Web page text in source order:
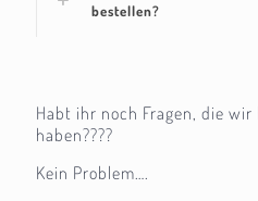
bestellen?
Habt ihr noch Fragen, die
haben????
Kein Problem….